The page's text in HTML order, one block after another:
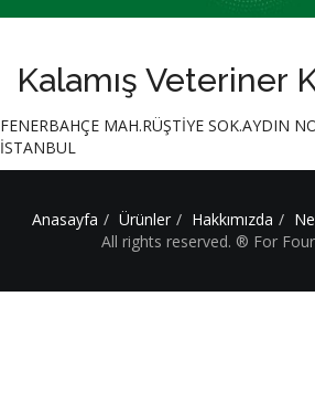
Kalamış Veteriner
FENERBAHÇE MAH.RÜŞTİYE SOK.AYDIN
İSTANBUL
Anasayfa Ürünler Hakkımızda
All rights reserved. ® For